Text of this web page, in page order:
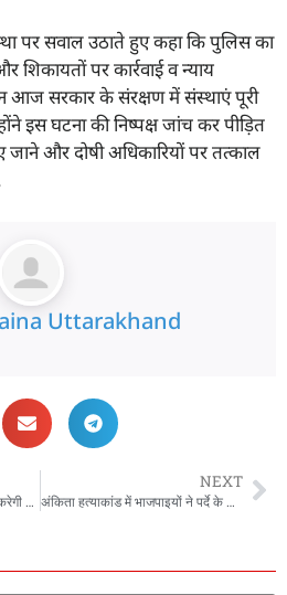
पर सवाल उठाते हुए कहा कि पुलिस का
शिकायतों पर कार्रवाई व न्याय
आज सरकार के संरक्षण में संस्थाएं पूरी
इस घटना की निष्पक्ष जांच कर पीड़ित
जाने और दोषी अधिकारियों पर तत्काल
Uttarakhand
अंकिता भंडारी केस…अब सीबीआई करेगी VIP के रहस्य की जांच, आईजी गढ़वाल ने कहा-हर संशय होगा दूर
NEXT
अंकिता हत्याकांड में भाजपाइयों ने पर्दे के पीछे निभाई भूमिका, कांग्रेस प्रदेश अध्यक्ष का बड़ा दावा